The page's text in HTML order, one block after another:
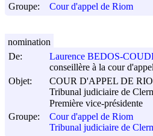
Groupe:
Cour d'appel de Riom
De:
Laurence BEDOS-
conseillère à la cour
Objet:
COUR D'APPEL DE
Tribunal judiciaire de
Première vice-présidente
Groupe:
Cour d'appel de Riom
Tribunal judiciaire de
nomination